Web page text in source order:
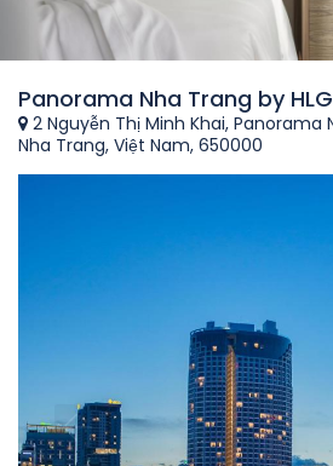
Panorama Nha Trang by HLG
2 Nguyễn Thị Minh Khai, Panorama
Nha Trang, Việt Nam, 650000